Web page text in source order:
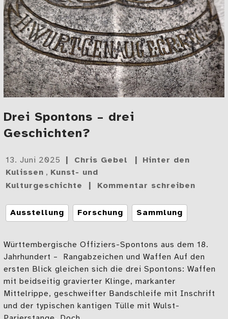
Drei Spontons – drei
Geschichten?
Gepostet
am
13. Juni 2025 Chris Gebel
Hinter den
Kulissen , Kunst- und
Kulturgeschichte
Kommentar schreiben
Tags
Ausstellung Forschung Sammlung
Württembergische Offiziers-Spontons aus dem 18.
Jahrhundert – Rangabzeichen und Waffen Auf den
ersten Blick gleichen sich die drei Spontons: Waffen
mit beidseitig gravierter Klinge, markanter
Mittelrippe, geschweifter Bandschleife mit Inschrift
und der typischen kantigen Tülle mit Wulst-